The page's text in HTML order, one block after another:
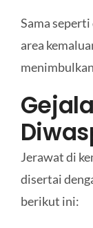
Sama
area
Jerawat di
disertai
berikut ini: